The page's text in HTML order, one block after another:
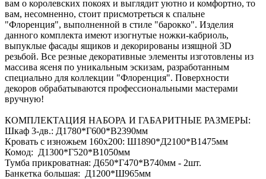
вам о королевских покоях и выглядит уютно и комфортно, то
вам, несомненно, стоит присмотреться к спальне
"Флоренция", выполненной в стиле "барокко". Изделия
данного комплекта имеют изогнутые ножки-кабриоль,
выпуклые фасады ящиков и декорированы изящной 3D
резьбой. Все резные декоративные элементы изготовлены из
массива ясеня по уникальным эскизам, разработанным
специально для коллекции "Флоренция". Поверхности
декоров обрабатываются профессиональными мастерами
вручную!
КОМПЛЕКТАЦИЯ НАБОРА И ГАБАРИТНЫЕ РАЗМЕРЫ:
Шкаф 3-дв.: Д1780*Г600*В2390мм
Кровать с изножьем 160х200: Ш1890*Д2100*В1475мм
Комод: Д1300*Г520*В1050мм
Тумба прикроватная: Д650*Г470*В740мм - 2шт.
Банкетка большая: Д1200*Ш965мм